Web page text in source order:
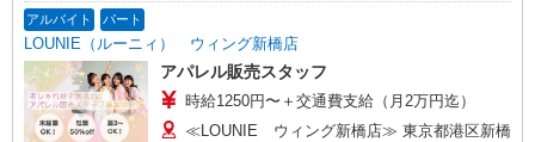
当の種類はエリアにより異なります。詳細は面接
時にお尋ねください。 ＼入社３大特典キャンペー
ン実施中！／※詳細は備考欄にて
アルバイト パート
LOUNIE（ルーニィ） ウィング新橋店
アパレル販売スタッフ
時給1250円〜＋交通費支給（月2万円迄）
≪LOUNIE ウィング新橋店≫ 東京都港区新橋